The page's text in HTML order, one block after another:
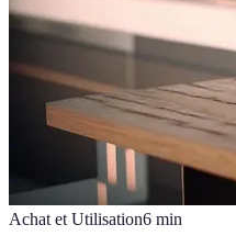
Achat et Utilisation6 min